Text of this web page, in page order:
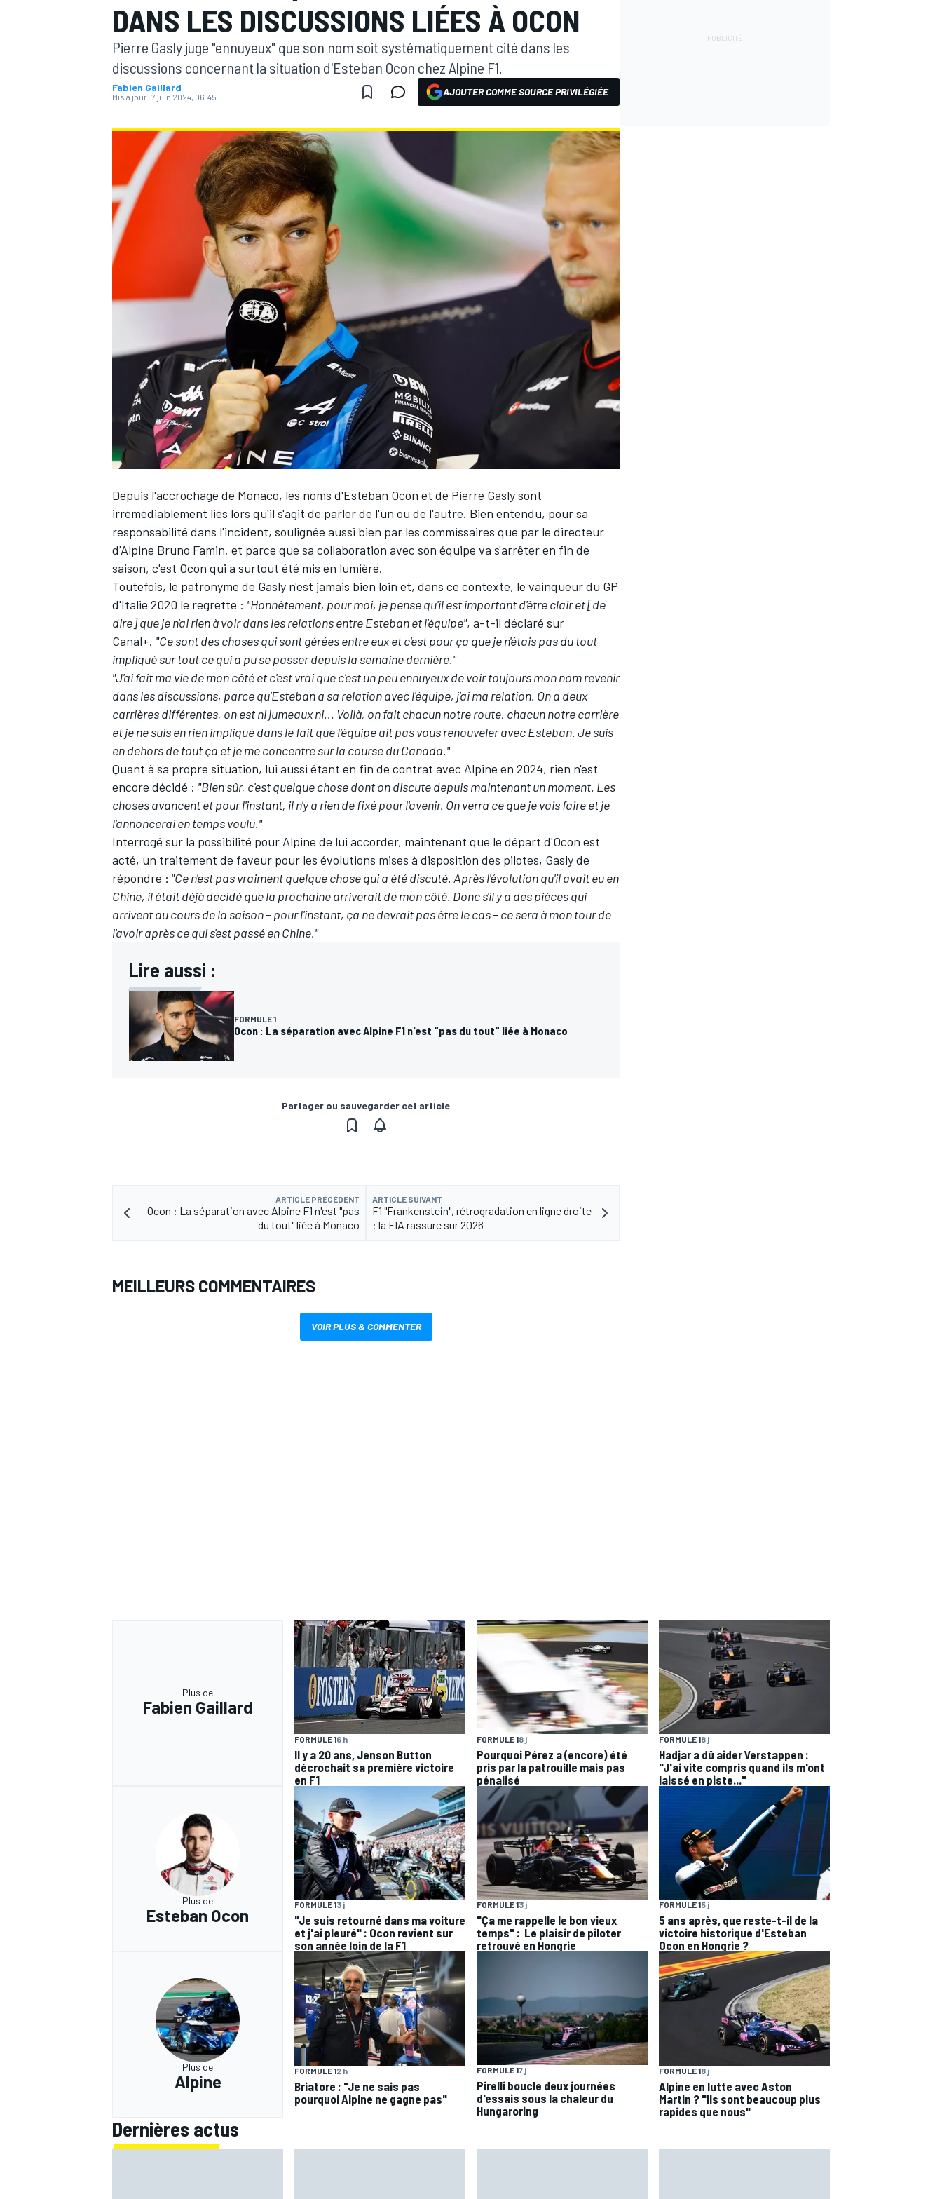
WRC
WEC
DANS LES DISCUSSIONS LIÉES À OCON
Pierre Gasly juge "ennuyeux" que son nom soit systématiquement cité dans les
discussions concernant la situation d'Esteban Ocon chez Alpine F1.
Fabien Gaillard
Mis à jour: 7 juin 2024, 06:45 AJOUTER COMME SOURCE PRIVILÉGIÉE
Depuis l'accrochage de Monaco, les noms d'Esteban Ocon et de Pierre Gaslysont
irrémédiablement liés lors qu'il s'agit de parler de l'un ou de l'autre. Bien entendu, pour sa
responsabilité dans l'incident, soulignée aussi bien par les commissaires que par le directeur
d'Alpine Bruno Famin, et parce que sa collaboration avec son équipe va s'arrêter en fin de
saison, c'est Ocon qui a surtout été mis en lumière.
Toutefois, le patronyme de Gasly n'est jamais bien loin et, dans ce contexte, le vainqueur du GP
d'Italie 2020 le regrette : "Honnêtement, pour moi, je pense qu'il est important d'être clair et [de
dire] que je n'ai rien à voir dans les relations entre Esteban et l'équipe", a-t-il déclaré sur
Canal+. "Ce sont des choses qui sont gérées entre eux et c'est pour ça que je n'étais pas du tout
impliqué sur tout ce qui a pu se passer depuis la semaine dernière."
"J'ai fait ma vie de mon côté et c'est vrai que c'est un peu ennuyeux de voir toujours mon nom revenir
dans les discussions, parce qu'Esteban a sa relation avec l'équipe, j'ai ma relation. On a deux
carrières différentes, on est ni jumeaux ni... Voilà, on fait chacun notre route, chacun notre carrière
et je ne suis en rien impliqué dans le fait que l'équipe ait pas vous renouveler avec Esteban. Je suis
en dehors de tout ça et je me concentre sur la course du Canada."
Quant à sa propre situation, lui aussi étant en fin de contrat avec Alpine en 2024, rien n'est
encore décidé : "Bien sûr, c'est quelque chose dont on discute depuis maintenant un moment. Les
choses avancent et pour l'instant, il n'y a rien de fixé pour l'avenir. On verra ce que je vais faire et je
l'annoncerai en temps voulu."
Interrogé sur la possibilité pour Alpine de lui accorder, maintenant que le départ d'Ocon est
acté, un traitement de faveur pour les évolutions mises à disposition des pilotes, Gasly de
répondre : "Ce n'est pas vraiment quelque chose qui a été discuté. Après l'évolution qu'il avait eu en
Chine, il était déjà décidé que la prochaine arriverait de mon côté. Donc s'il y a des pièces qui
arrivent au cours de la saison – pour l'instant, ça ne devrait pas être le cas – ce sera à mon tour de
l'avoir après ce qui s'est passé en Chine."
Lire aussi :
FORMULE 1
Ocon : La séparation avec Alpine F1 n'est "pas du tout" liée à Monaco
Partager ou sauvegarder cet article
ARTICLE PRÉCÉDENT
Ocon : La séparation avec Alpine F1 n'est "pas
du tout" liée à Monaco
ARTICLE SUIVANT
F1 "Frankenstein", rétrogradation en ligne droite
: la FIA rassure sur 2026
MEILLEURS COMMENTAIRES
VOIR PLUS & COMMENTER
Plus de
Fabien Gaillard
FORMULE 16 h
Il y a 20 ans, Jenson Button
décrochait sa première victoire
en F1
FORMULE 18 j
Pourquoi Pérez a (encore) été
pris par la patrouille mais pas
pénalisé
FORMULE 18 j
Hadjar a dû aider Verstappen :
"J'ai vite compris quand ils m'ont
laissé en piste..."
Plus de
Esteban Ocon
FORMULE 13 j
"Je suis retourné dans ma voiture
et j'ai pleuré" : Ocon revient sur
son année loin de la F1
FORMULE 13 j
"Ça me rappelle le bon vieux
temps" : Le plaisir de piloter
retrouvé en Hongrie
FORMULE 15 j
5 ans après, que reste-t-il de la
victoire historique d'Esteban
Ocon en Hongrie ?
Plus de
Alpine
FORMULE 12 h
Briatore : "Je ne sais pas
pourquoi Alpine ne gagne pas"
FORMULE 17 j
Pirelli boucle deux journées
d'essais sous la chaleur du
Hungaroring
FORMULE 18 j
Alpine en lutte avec Aston
Martin ? "Ils sont beaucoup plus
rapides que nous"
Dernières actus